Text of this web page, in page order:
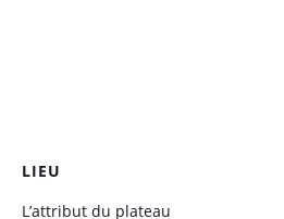
LIEU
L’attribut du plateau